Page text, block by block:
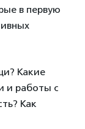
в первую
Какие
и работы с
Как